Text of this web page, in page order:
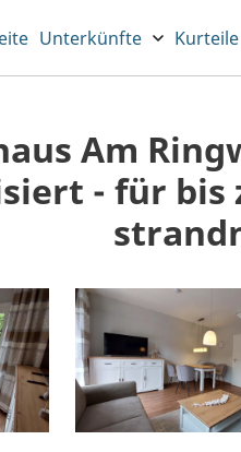
Unterkünfte Kurteile
Am
- für bis